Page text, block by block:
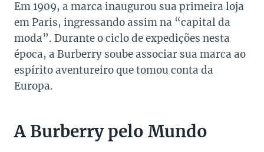
Em 1909, a marca inaugurou sua primeira loja
em Paris, ingressando assim na “capital da
moda”. Durante o ciclo de expedições nesta
época, a Burberry soube associar sua marca ao
espírito aventureiro que tomou conta da
Europa.
A Burberry pelo Mundo